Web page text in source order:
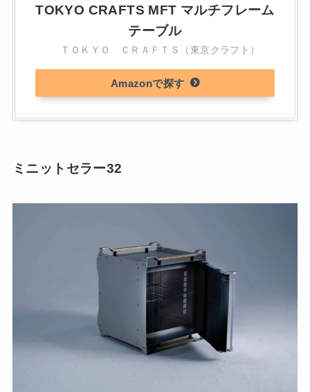
TOKYO CRAFTS MFT マルチフレーム
テーブル
ＴＯＫＹＯ ＣＲＡＦＴＳ（東京クラフト）
Amazon
ミニットセラー32